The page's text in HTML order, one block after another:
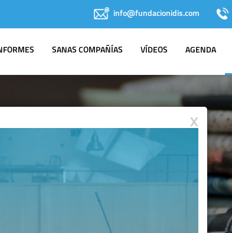
info@fundacionidis.com
SANAS COMPAÑÍAS VÍDEOS AGENDA
LOS MEDIOS
X